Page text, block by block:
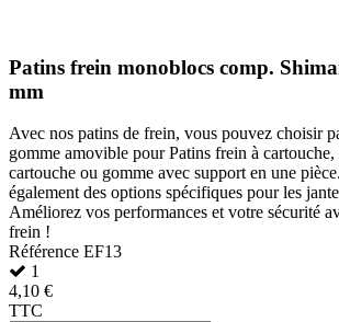
Patins frein monoblocs comp.
mm
Avec nos patins de frein, vous pouvez choisir
gomme amovible pour Patins frein à cartouche,
cartouche ou gomme avec support en une
également des options spécifiques pour les
Améliorez vos performances et votre sécurité
frein !
Référence EF13
1
4,10 €
TTC